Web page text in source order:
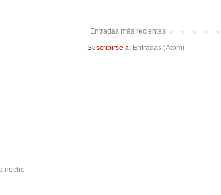
Entradas más recientes
Suscribirse a: Entradas (Atom)
noche